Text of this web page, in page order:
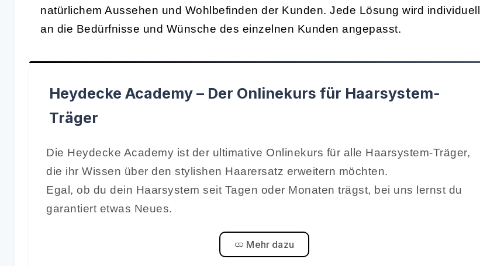
natürlichem Aussehen und Wohlbefinden der Kunden. Jede Lösung wird individuell
an die Bedürfnisse und Wünsche des einzelnen Kunden angepasst.
Heydecke Academy – Der Onlinekurs für Haarsystem-
Träger
Die Heydecke Academy ist der ultimative Onlinekurs für alle Haarsystem-Träger,
die ihr Wissen über den stylishen Haarersatz erweitern möchten.
Egal, ob du dein Haarsystem seit Tagen oder Monaten trägst, bei uns lernst du
garantiert etwas Neues.
Mehr dazu